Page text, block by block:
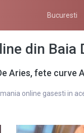
Bucuresti
din Baia
Aries, fete curve
online gasesti in